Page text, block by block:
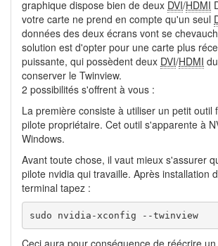
graphique dispose bien de deux DVI/HDMI
votre carte ne prend en compte qu'un seul
données des deux écrans vont se
solution est d'opter pour une carte plus
puissante, qui possèdent deux DVI/HDMI
conserver le Twinview.
2 possibilités s'offrent à vous :
La première consiste à utiliser un petit outil
pilote propriétaire. Cet outil s'apparente à
Windows.
Avant toute chose, il vaut mieux s'assurer
pilote nvidia qui travaille. Après installation
terminal tapez :
sudo nvidia-xconfig --twinview